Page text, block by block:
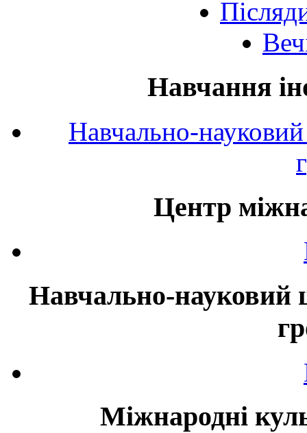
Навчання
Навчально-
Центр
Навчально-науковий
Міжнародні